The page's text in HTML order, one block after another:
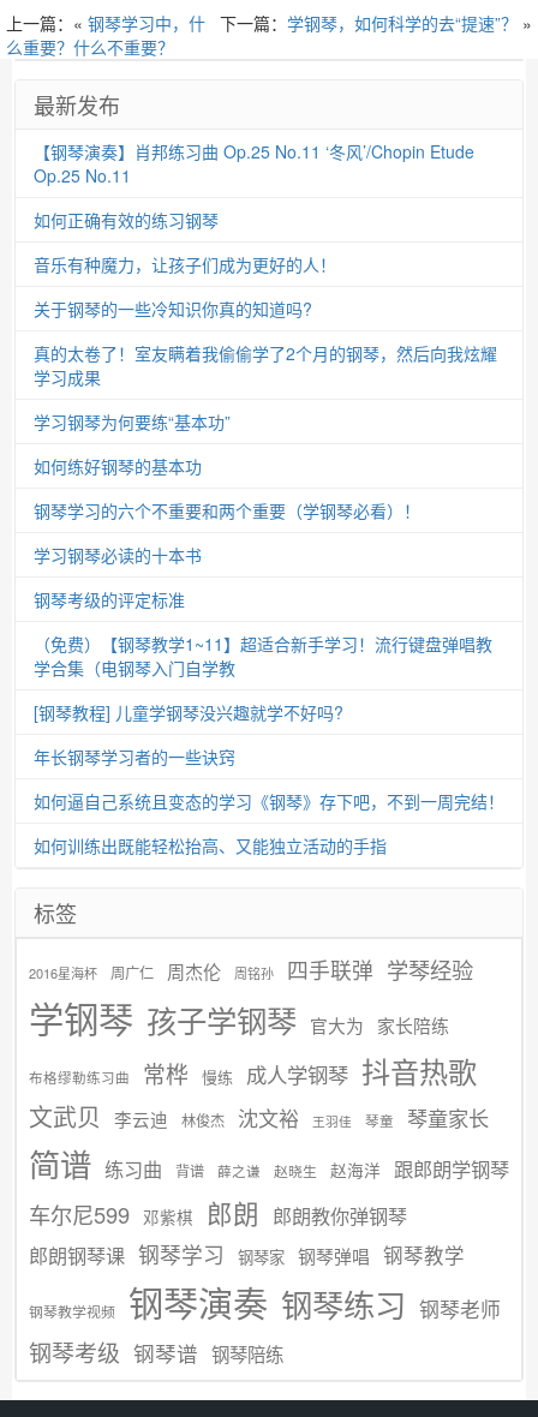
下一篇： 学钢琴，如何科学的去“提速”？ »
上一篇：« 钢琴学习中，什
么重要？什么不重要？
最新发布
【钢琴演奏】肖邦练习曲 Op.25 No.11 ‘冬风’/Chopin Etude
Op.25 No.11
如何正确有效的练习钢琴
音乐有种魔力，让孩子们成为更好的人！
关于钢琴的一些冷知识你真的知道吗?
真的太卷了！室友瞒着我偷偷学了2个月的钢琴，然后向我炫耀
学习成果
学习钢琴为何要练“基本功”
如何练好钢琴的基本功
钢琴学习的六个不重要和两个重要（学钢琴必看）！
学习钢琴必读的十本书
钢琴考级的评定标准
（免费）【钢琴教学1~11】超适合新手学习！流行键盘弹唱教
学合集（电钢琴入门自学教
[钢琴教程] 儿童学钢琴没兴趣就学不好吗?
年长钢琴学习者的一些诀窍
如何逼自己系统且变态的学习《钢琴》存下吧，不到一周完结！
如何训练出既能轻松抬高、又能独立活动的手指
标签
2016星海杯 周广仁 周杰伦 周铭孙 四手联弹 学琴经验
学钢琴 孩子学钢琴 官大为 家长陪练
布格缪勒练习曲 常桦 慢练 成人学钢琴 抖音热歌
文武贝 李云迪 林俊杰 沈文裕 王羽佳 琴童 琴童家长
简谱 练习曲 背谱 薛之谦 赵晓生 赵海洋 跟郎朗学钢琴
车尔尼599 邓紫棋 郎朗 郎朗教你弹钢琴
郎朗钢琴课 钢琴学习 钢琴家 钢琴弹唱 钢琴教学
钢琴教学视频 钢琴演奏 钢琴练习 钢琴老师
钢琴考级 钢琴谱 钢琴陪练